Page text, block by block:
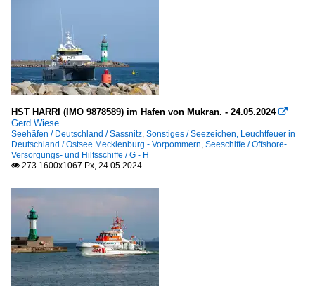
HST HARRI (IMO 9878589) im Hafen von Mukran. - 24.05.2024 
Gerd Wiese
Seehäfen / Deutschland / Sassnitz, Sonstiges / Seezeichen, Leuchtfeuer in
Deutschland / Ostsee Mecklenburg - Vorpommern, Seeschiffe / Offshore-
Versorgungs- und Hilfsschiffe / G - H
 273 1600x1067 Px, 24.05.2024